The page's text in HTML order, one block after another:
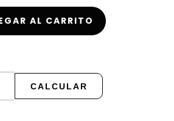
CALCULAR